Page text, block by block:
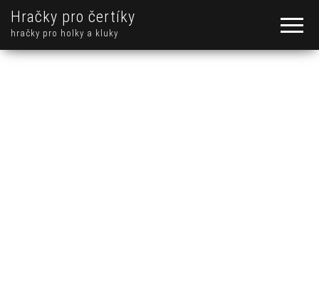
Hračky pro čertíky
hračky pro holky a kluky